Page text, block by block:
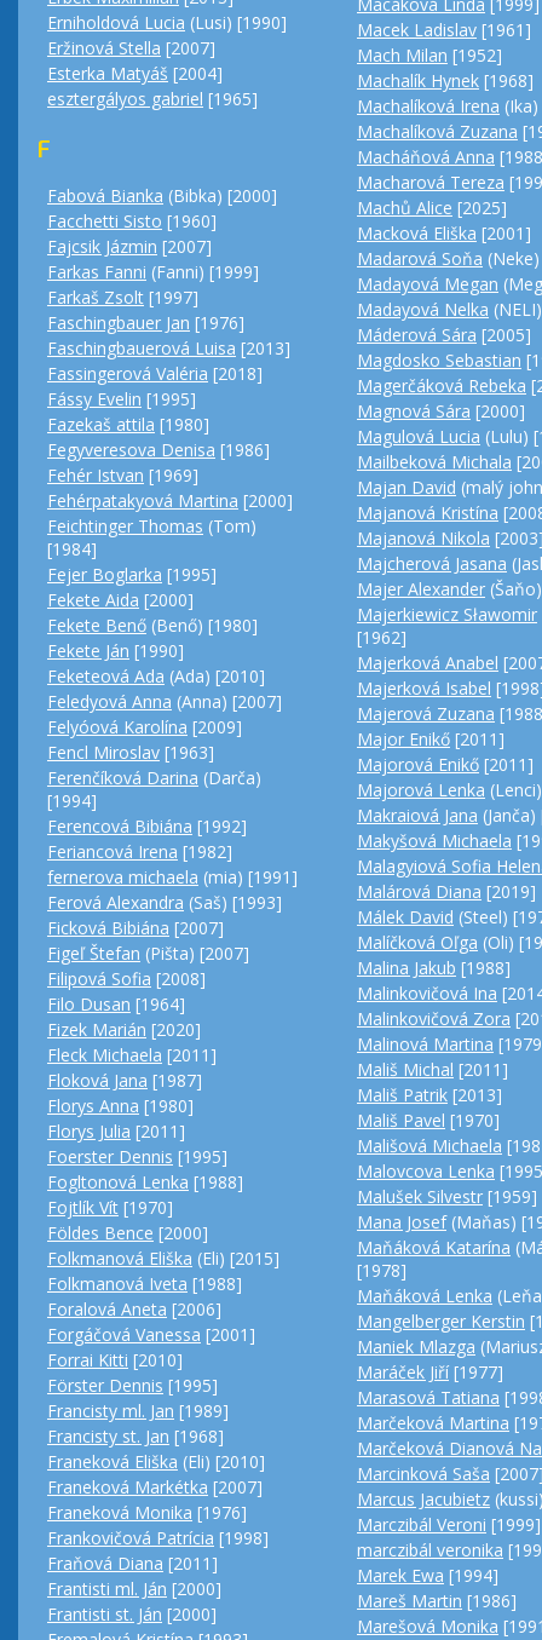
Erniholdová Lucia (Lusi) [1990]
Eržinová Stella [2007]
Esterka Matyáš [2004]
esztergályos gabriel [1965]
F
Fabová Bianka (Bibka) [2000]
Facchetti Sisto [1960]
Fajcsik Jázmin [2007]
Farkas Fanni (Fanni) [1999]
Farkaš Zsolt [1997]
Faschingbauer Jan [1976]
Faschingbauerová Luisa [2013]
Fassingerová Valéria [2018]
Fássy Evelin [1995]
Fazekaš attila [1980]
Fegyveresova Denisa [1986]
Fehér Istvan [1969]
Fehérpatakyová Martina [2000]
Feichtinger Thomas (Tom)
[1984]
Fejer Boglarka [1995]
Fekete Aida [2000]
Fekete Benő (Benő) [1980]
Fekete Ján [1990]
Feketeová Ada (Ada) [2010]
Feledyová Anna (Anna) [2007]
Felyóová Karolína [2009]
Fencl Miroslav [1963]
Ferenčíková Darina (Darča)
[1994]
Ferencová Bibiána [1992]
Feriancová Irena [1982]
fernerova michaela (mia) [1991]
Ferová Alexandra (Saš) [1993]
Ficková Bibiána [2007]
Figeľ Štefan (Pišta) [2007]
Filipová Sofia [2008]
Filo Dusan [1964]
Fizek Marián [2020]
Fleck Michaela [2011]
Floková Jana [1987]
Florys Anna [1980]
Florys Julia [2011]
Foerster Dennis [1995]
Fogltonová Lenka [1988]
Fojtlík Vít [1970]
Földes Bence [2000]
Folkmanová Eliška (Eli) [2015]
Folkmanová Iveta [1988]
Foralová Aneta [2006]
Forgáčová Vanessa [2001]
Forrai Kitti [2010]
Förster Dennis [1995]
Francisty ml. Jan [1989]
Francisty st. Jan [1968]
Franeková Eliška (Eli) [2010]
Franeková Markétka [2007]
Franeková Monika [1976]
Frankovičová Patrícia [1998]
Fraňová Diana [2011]
Frantisti ml. Ján [2000]
Frantisti st. Ján [2000]
Macek Ladislav [1961]
Mach Milan [1952]
Machalík Hynek [1968]
Machalíková Irena
Machalíková Zuzana
Macháňová Anna
Macharová Tereza
Machů Alice [2025]
Macková Eliška [2001]
Madarová Soňa
Madayová Megan
Madayová Nelka
Máderová Sára [2005]
Magdosko Sebastian
Magerčáková Rebeka
Magnová Sára [2000]
Magulová Lucia (Lulu)
Mailbeková Michala
Majan David (malý
Majanová Kristína
Majanová Nikola
Majcherová Jasana
Majer Alexander
Majerkiewicz Sławomir
[1962]
Majerková Anabel
Majerková Isabel
Majerová Zuzana
Major Enikő [2011]
Majorová Enikő [2011]
Majorová Lenka
Makraiová Jana
Makyšová Michaela
Malagyiová Sofia
Malárová Diana [2019]
Málek David (Steel)
Malíčková Oľga (Oli)
Malina Jakub [1988]
Malinkovičová Ina
Malinkovičová Zora
Malinová Martina
Mališ Michal [2011]
Mališ Patrik [2013]
Mališ Pavel [1970]
Mališová Michaela
Malovcova Lenka
Malušek Silvestr [1959]
Mana Josef(Maňas)
Maňáková Katarína
[1978]
Maňáková Lenka
Mangelberger Kerstin
Maniek Mlazga
Maráček Jiří[1977]
Marasová Tatiana
Marčeková Martina
Marčeková Dianová
Marcinková Saša
Marcus Jacubietz
Marczibál Veroni [1999]
marczibál veronika
Marek Ewa [1994]
Mareš Martin [1986]
Marešová Monika